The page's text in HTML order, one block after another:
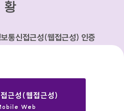
황
통신접근성(웹접근성) 인증
근성(웹접근성)
Web